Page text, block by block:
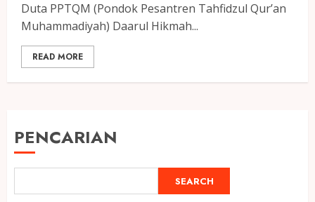
Duta PPTQM (Pondok Pesantren Tahfidzul Qur’an
Muhammadiyah) Daarul Hikmah...
READ MORE
PENCARIAN
SEARCH